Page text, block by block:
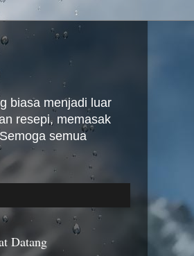
biasa menjadi luar
resepi, memasak
semua
Datang